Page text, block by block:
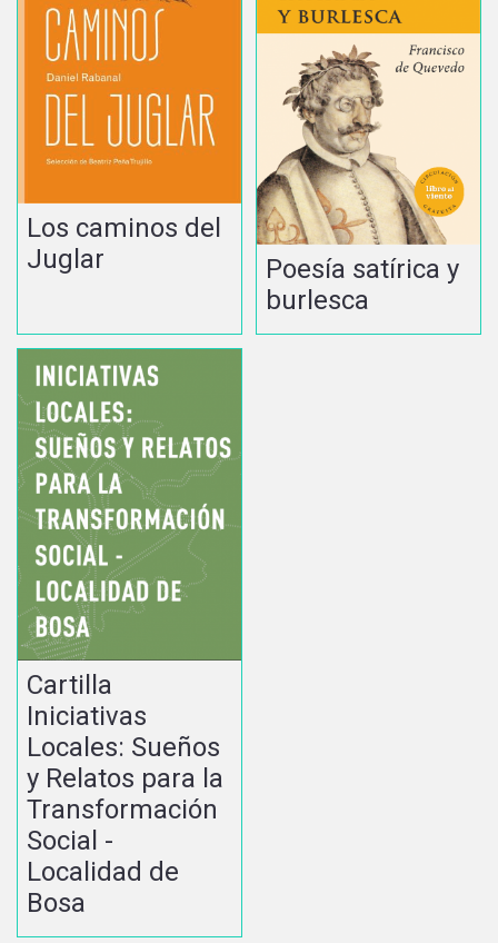
Los caminos del
Juglar
Poesía satírica y
burlesca
Cartilla
Iniciativas
Locales: Sueños
y Relatos para la
Transformación
Social -
Localidad de
Bosa